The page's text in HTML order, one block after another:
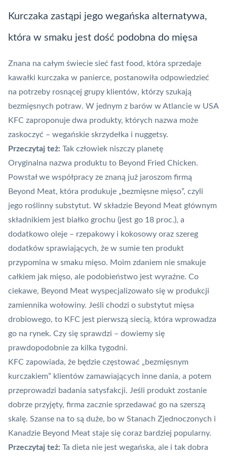
Kurczaka zastąpi jego wegańska alternatywa,
która w smaku jest dość podobna do mięsa
Znana na całym świecie sieć fast food, która sprzedaje
kawałki kurczaka w panierce, postanowiła odpowiedzieć
na potrzeby rosnącej grupy klientów, którzy szukają
bezmięsnych potraw. W jednym z barów w Atlancie w USA
KFC zaproponuje dwa produkty, których nazwa może
zaskoczyć – wegańskie skrzydełka i nuggetsy.
Przeczytaj też: Tak człowiek niszczy planetę
Oryginalna nazwa produktu to Beyond Fried Chicken.
Powstał we współpracy ze znaną już jaroszom firmą
Beyond Meat, która produkuje „bezmięsne mięso”, czyli
jego roślinny substytut. W składzie Beyond Meat głównym
składnikiem jest białko grochu (jest go 18 proc.), a
dodatkowo oleje – rzepakowy i kokosowy oraz szereg
dodatków sprawiających, że w sumie ten produkt
przypomina w smaku mięso. Moim zdaniem nie smakuje
całkiem jak mięso, ale podobieństwo jest wyraźne. Co
ciekawe, Beyond Meat wyspecjalizowało się w produkcji
zamiennika wołowiny. Jeśli chodzi o substytut mięsa
drobiowego, to KFC jest pierwszą siecią, która wprowadza
go na rynek. Czy się sprawdzi – dowiemy się
prawdopodobnie za kilka tygodni.
KFC zapowiada, że będzie częstować „bezmięsnym
kurczakiem” klientów zamawiających inne dania, a potem
przeprowadzi badania satysfakcji. Jeśli produkt zostanie
dobrze przyjęty, firma zacznie sprzedawać go na szerszą
skalę. Szanse na to są duże, bo w Stanach Zjednoczonych i
Kanadzie Beyond Meat staje się coraz bardziej popularny.
Przeczytaj też: Ta dieta nie jest wegańska, ale i tak dobra